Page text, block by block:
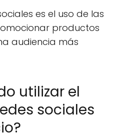
es el uso de las
productos
audiencia más
utilizar el
sociales